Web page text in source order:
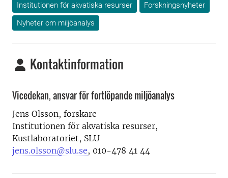
Institutionen för akvatiska resurser
Forskningsnyheter
Nyheter om miljöanalys
Kontaktinformation
Vicedekan, ansvar för fortlöpande miljöanalys
Jens Olsson, forskare
Institutionen för akvatiska resurser,
Kustlaboratoriet, SLU
jens.olsson@slu.se, 010-478 41 44